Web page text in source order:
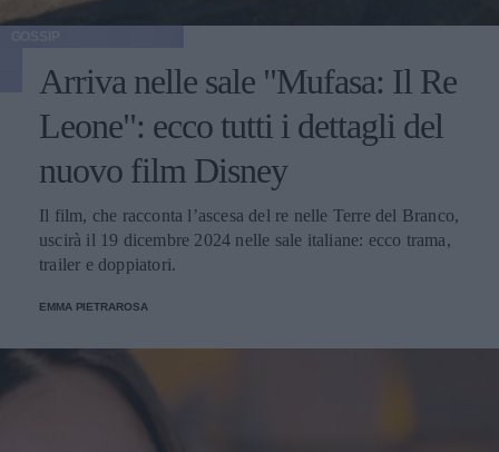
Arriva nelle sale "Mufasa: Il Re
Leone": ecco tutti i dettagli del
nuovo film Disney
Il film, che racconta l’ascesa del re nelle Terre del Branco,
uscirà il 19 dicembre 2024 nelle sale italiane: ecco trama,
trailer e doppiatori.
EMMA PIETRAROSA